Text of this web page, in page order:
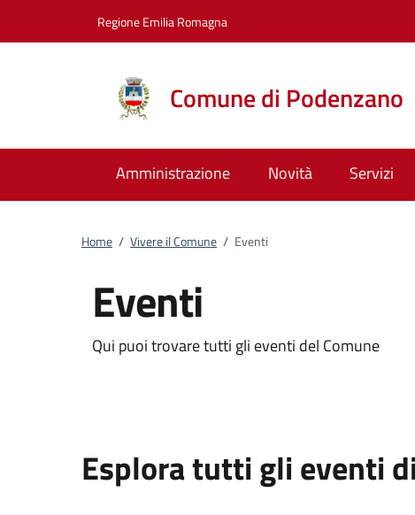
Regione Emilia Romagna
Comune di Podenzano
Amministrazione Novità Servizi
Home / Vivere il Comune / Eventi
Eventi
Qui puoi trovare tutti gli eventi del Comune
Esplora tutti gli eventi